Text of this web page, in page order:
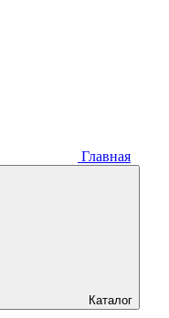
Главная
Каталог